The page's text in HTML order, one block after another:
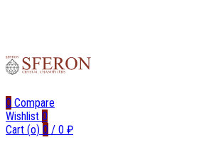
0 Compare
Wishlist 0
Cart (o) 0 / 0 ₽